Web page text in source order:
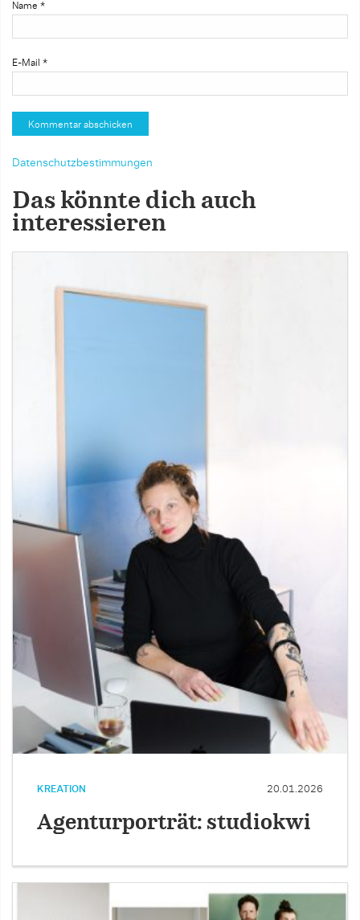
Name *
E-Mail *
Datenschutzbestimmungen
Das könnte dich auch
interessieren
KREATION 20.01.2026
Agenturporträt: studiokwi